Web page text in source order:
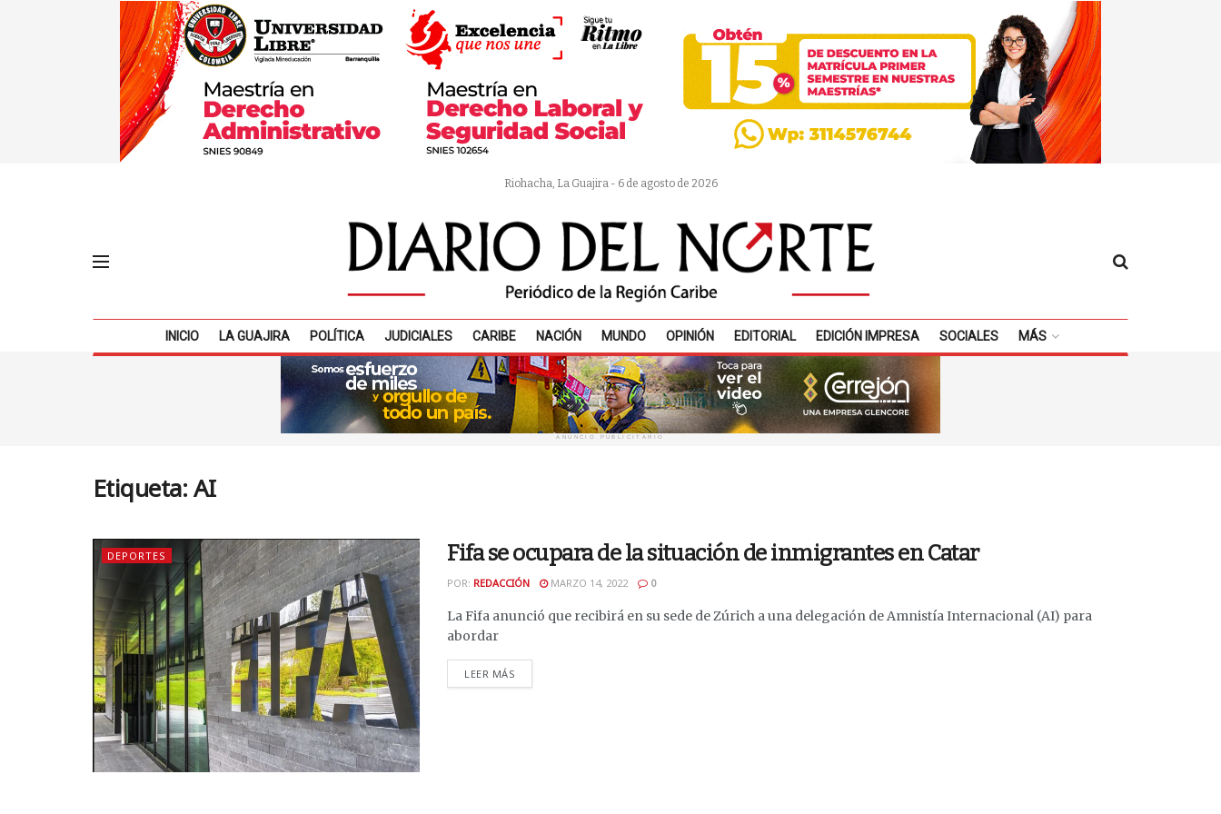
Riohacha, La Guajira - 6 de agosto de 2026
INICIO LA GUAJIRA POLÍTICA JUDICIALES CARIBE NACIÓN MUNDO OPINIÓN EDITORIAL EDICIÓN IMPRESA SOCIALES MÁS
ANUNCIO PUBLICITARIO
Etiqueta:AI
DEPORTES Fifa se ocupara de la situación de inmigrantes en Catar
POR: REDACCIÓN MARZO 14, 2022 0
La Fifa anunció que recibirá en su sede de Zúrich a una delegación de Amnistía Internacional (AI) para
abordar
LEER MÁS